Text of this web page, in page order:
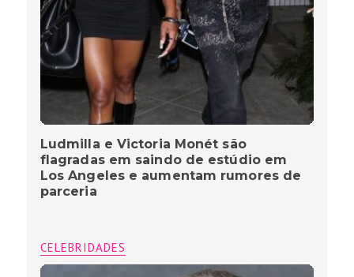
Ludmilla e Victoria Monét são
flagradas em saindo de estúdio em
Los Angeles e aumentam rumores de
parceria
CELEBRIDADES